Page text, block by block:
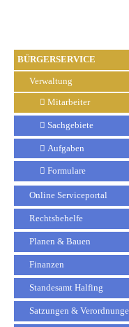
BÜRGERSERVICE
Verwaltung
Mitarbeiter
Sachgebiete
Aufgaben
Formulare
Online Serviceportal
Rechtsbehelfe
Planen & Bauen
Finanzen
Standesamt Halfing
Satzungen &